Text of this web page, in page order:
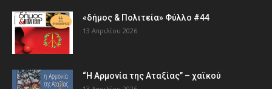
«δήμος & Πολιτεία» Φύλλο #44
13 Απριλίου 2026
“Η Αρμονία της Αταξίας” – χαϊκού